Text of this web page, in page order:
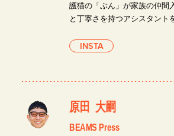
護猫の「ぶん」が家族の仲間
と丁寧さを持つアシスタント
INSTA
原田 大嗣
BEAMS Press